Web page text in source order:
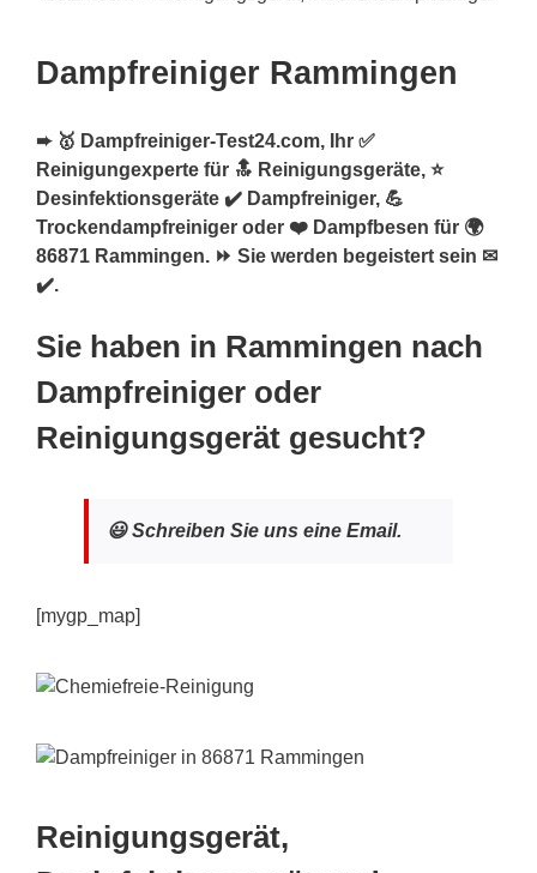
Dampfreiniger Rammingen
➨ 🥇 Dampfreiniger-Test24.com, Ihr ✅
Reinigungexperte für 🔝 Reinigungsgeräte, ⭐
Desinfektionsgeräte ✔️ Dampfreiniger, 💪
Trockendampfreiniger oder ❤️ Dampfbesen für 🌍
86871 Rammingen. ⏩ Sie werden begeistert sein ✉
✔️.
Sie haben in Rammingen nach
Dampfreiniger oder
Reinigungsgerät gesucht?
😃 Schreiben Sie uns eine Email.
[mygp_map]
Reinigungsgerät,